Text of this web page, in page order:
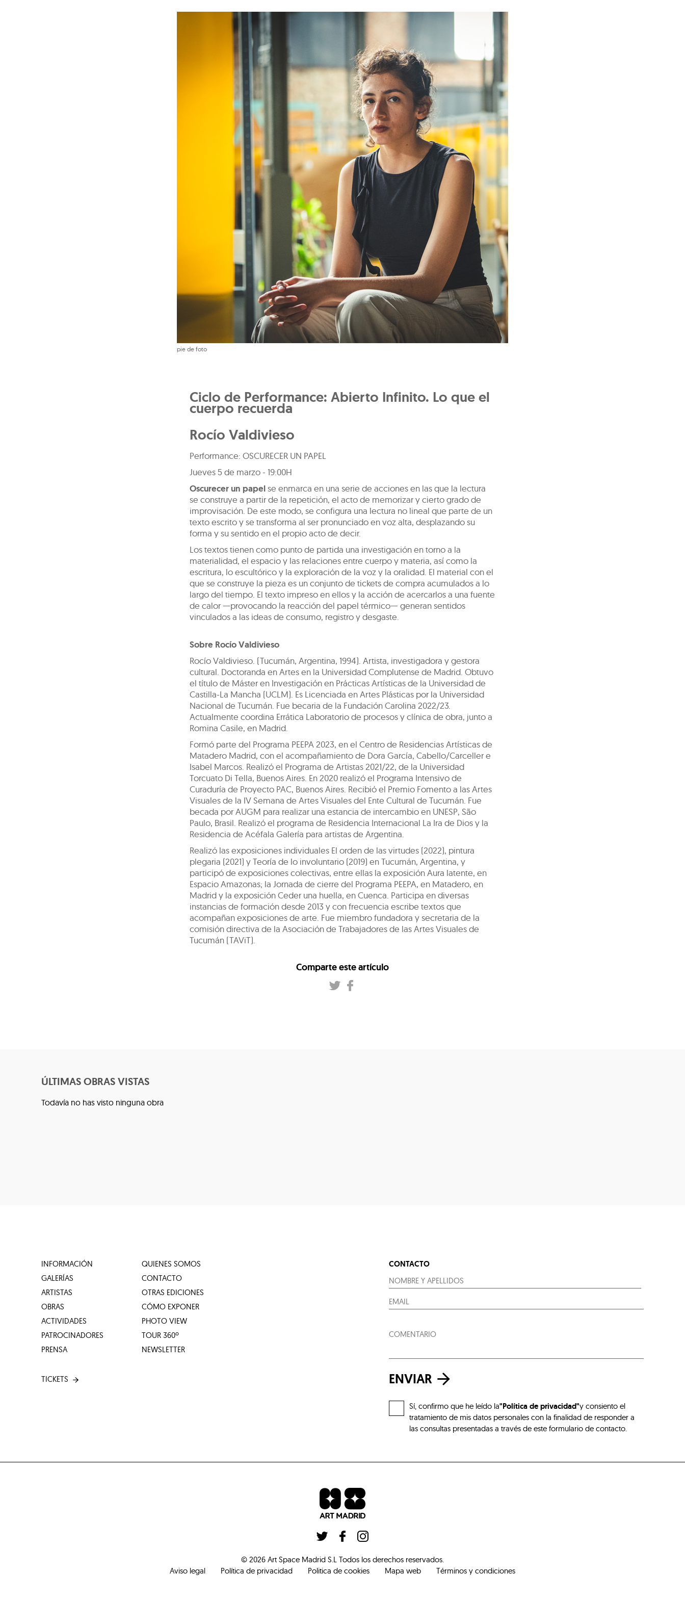
pie de foto
Ciclo de Performance: Abierto Infinito. Lo que el
cuerpo recuerda
Rocío Valdivieso
Performance: OSCURECER UN PAPEL
Jueves 5 de marzo - 19:00H
Oscurecer un papelse enmarca en una serie de acciones en las que la lectura
se construye a partir de la repetición, el acto de memorizar y cierto grado de
improvisación. De este modo, se configura una lectura no lineal que parte de un
texto escrito y se transforma al ser pronunciado en voz alta, desplazando su
forma y su sentido en el propio acto de decir.
Los textos tienen como punto de partida una investigación en torno a la
materialidad, el espacio y las relaciones entre cuerpo y materia, así como la
escritura, lo escultórico y la exploración de la voz y la oralidad. El material con el
que se construye la pieza es un conjunto de tickets de compra acumulados a lo
largo del tiempo. El texto impreso en ellos y la acción de acercarlos a una fuente
de calor —provocando la reacción del papel térmico— generan sentidos
vinculados a las ideas de consumo, registro y desgaste.
Sobre Rocío Valdivieso
Rocío Valdivieso. (Tucumán, Argentina, 1994). Artista, investigadora y gestora
cultural. Doctoranda en Artes en la Universidad Complutense de Madrid. Obtuvo
el título de Máster en Investigación en Prácticas Artísticas de la Universidad de
Castilla-La Mancha (UCLM). Es Licenciada en Artes Plásticas por la Universidad
Nacional de Tucumán. Fue becaria de la Fundación Carolina 2022/23.
Actualmente coordina Errática Laboratorio de procesos y clínica de obra, junto a
Romina Casile, en Madrid.
Formó parte del Programa PEEPA 2023, en el Centro de Residencias Artísticas de
Matadero Madrid, con el acompañamiento de Dora García, Cabello/Carceller e
Isabel Marcos. Realizó el Programa de Artistas 2021/22, de la Universidad
Torcuato Di Tella, Buenos Aires. En 2020 realizó el Programa Intensivo de
Curaduría de Proyecto PAC, Buenos Aires. Recibió el Premio Fomento a las Artes
Visuales de la IV Semana de Artes Visuales del Ente Cultural de Tucumán. Fue
becada por AUGM para realizar una estancia de intercambio en UNESP, São
Paulo, Brasil. Realizó el programa de Residencia Internacional La Ira de Dios y la
Residencia de Acéfala Galería para artistas de Argentina.
Realizó las exposiciones individuales El orden de las virtudes (2022), pintura
plegaria (2021) y Teoría de lo involuntario (2019) en Tucumán, Argentina, y
participó de exposiciones colectivas, entre ellas la exposición Aura latente, en
Espacio Amazonas; la Jornada de cierre del Programa PEEPA, en Matadero, en
Madrid y la exposición Ceder una huella, en Cuenca. Participa en diversas
instancias de formación desde 2013 y con frecuencia escribe textos que
acompañan exposiciones de arte. Fue miembro fundadora y secretaria de la
comisión directiva de la Asociación de Trabajadores de las Artes Visuales de
Tucumán (TAViT).
Comparte este artículo
ÚLTIMAS OBRAS VISTAS
Todavía no has visto ninguna obra
INFORMACIÓN
GALERÍAS
ARTISTAS
OBRAS
ACTIVIDADES
PATROCINADORES
PRENSA
TICKETS
QUIENES SOMOS
CONTACTO
OTRAS EDICIONES
CÓMO EXPONER
PHOTO VIEW
TOUR 360º
NEWSLETTER
CONTACTO
ENVIAR
Sí, confirmo que he leído la"Política de privacidad"y consiento el
tratamiento de mis datos personales con la finalidad de responder a
las consultas presentadas a través de este formulario de contacto.
© 2026 Art Space Madrid S.L Todos los derechos reservados
Aviso legal
Política de privacidad Politica de cookies Mapa web Términos y condiciones